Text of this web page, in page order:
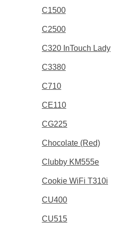
C1500
C2500
C320 InTouch Lady
C3380
C710
CE110
CG225
Chocolate (Red)
Clubby KM555e
Cookie WiFi T310i
CU400
CU515